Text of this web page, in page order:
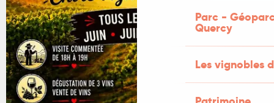
Parc -
Quercy
Les vignobles